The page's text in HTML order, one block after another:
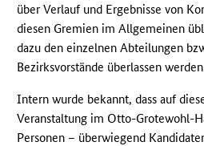
über Verlauf und Ergebnisse von
diesen Gremien im Allgemeinen
dazu den einzelnen Abteilungen
Bezirksvorstände überlassen
Intern wurde bekannt, dass auf
Veranstaltung im Otto-Grotewohl-
Personen – überwiegend